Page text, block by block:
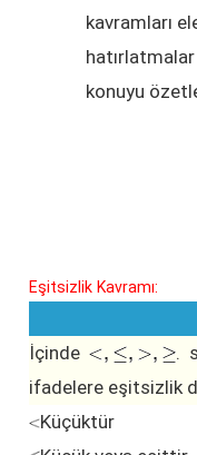
kavramları
hatırlatmalar
konuyu
Eşitsizlik Kavramı:
İçinde
.
ifadelere eşitsizlik
Küçüktür